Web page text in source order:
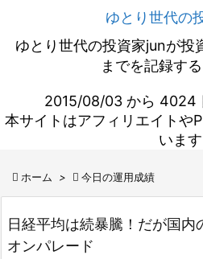
ゆとり世代の
ゆとり世代の投資家junが投
までを記録す
2015/08/03 から 4024
本サイトはアフィリエイトや
います
 ホーム >  今日の運用成績
日経平均は続暴騰！だが国内
オンパレード